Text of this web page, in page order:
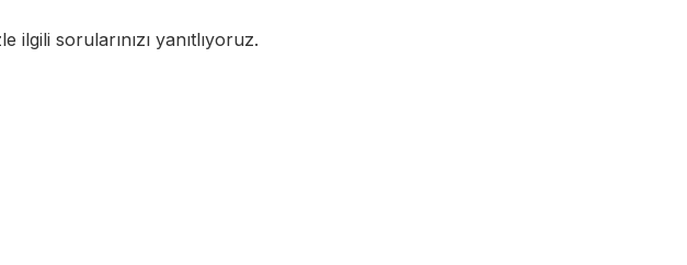
ilgili sorularınızı yanıtlıyoruz.